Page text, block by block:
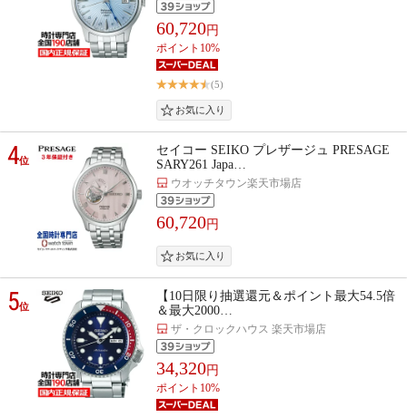
60,720円
ポイント10%
(5)
4位
セイコー SEIKO プレザージュ PRESAGE
SARY261 Japa…
ウオッチタウン楽天市場店
60,720円
5位
【10日限り抽選還元＆ポイント最大54.5倍
＆最大2000…
ザ・クロックハウス 楽天市場店
34,320円
ポイント10%